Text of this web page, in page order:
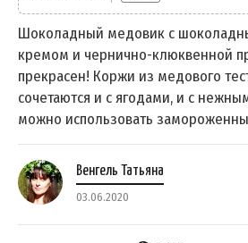
Шоколадный медовик с
кремом и чернично-клюквенной
прекрасен! Коржи из медового
сочетаются и с ягодами, и с
можно использовать
Венгель Татьяна
03.06.2020